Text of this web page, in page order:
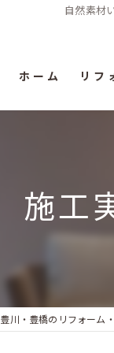
自然素材
ホーム
リフ
施工
豊川・豊橋のリフォーム